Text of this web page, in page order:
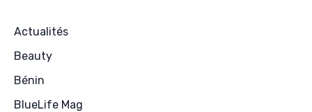
Actualités
Beauty
Bénin
BlueLife Mag